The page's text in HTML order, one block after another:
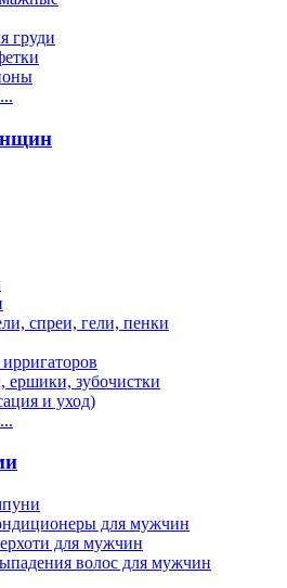
груди
спреи, гели, пенки
зубочистки
и уход)
для мужчин
для мужчин
волос для мужчин